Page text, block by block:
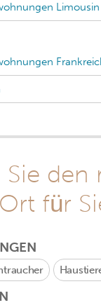
Limousin
Sie den
Ort für